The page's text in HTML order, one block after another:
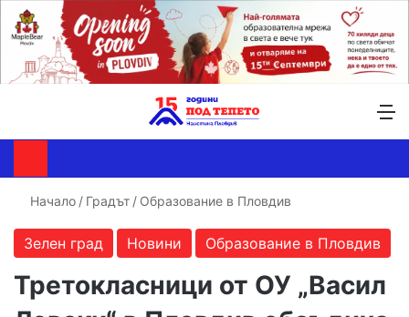
Начало / Градът / Образование в Пловдив
Зелен град Новини Образование в Пловдив
Третокласници от ОУ „Васил